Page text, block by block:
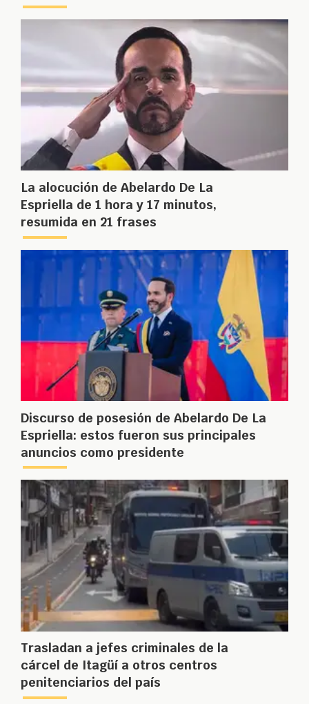
La alocución de Abelardo De La
Espriella de 1 hora y 17 minutos,
resumida en 21 frases
Discurso de posesión de Abelardo De La
Espriella: estos fueron sus principales
anuncios como presidente
Trasladan a jefes criminales de la
cárcel de Itagüí a otros centros
penitenciarios del país